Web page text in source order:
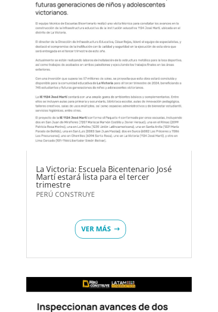
La Victoria: Escuela Bicentenario José
Martí estará lista para el tercer
trimestre
PERÚ CONSTRUYE
VER MÁS